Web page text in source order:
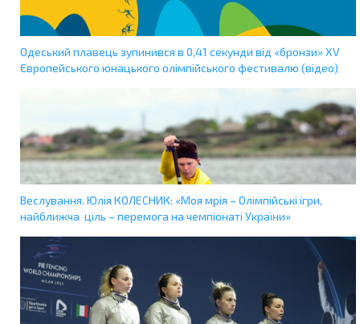
Одеський плавець зупинився в 0,41 секунди від «бронзи» XV
Європейського юнацького олімпійського фестивалю (відео)
Веслування. Юлія КОЛЕСНИК: «Моя мрія – Олімпійські ігри,
найближча ціль – перемога на чемпіонаті України»